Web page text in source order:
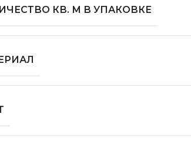
КВ. М В УПАКОВКЕ